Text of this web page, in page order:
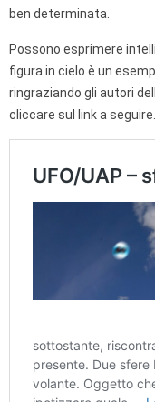
ben determinata.
Possono esprimere
figura in cielo è un
ringraziando gli autori
cliccare sul link a seguire.